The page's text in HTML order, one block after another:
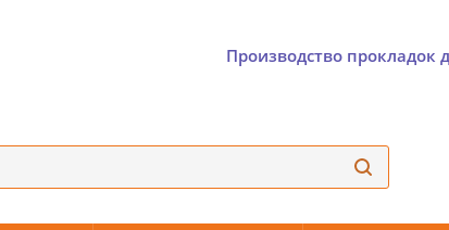
Производство прокладок